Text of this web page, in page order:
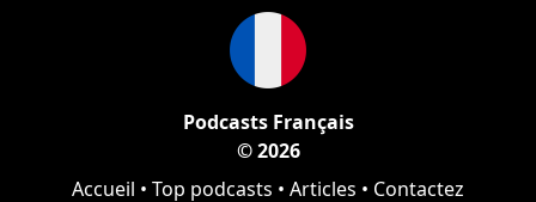
Podcasts Français
© 2026
Accueil • Top podcasts • Articles • Contactez